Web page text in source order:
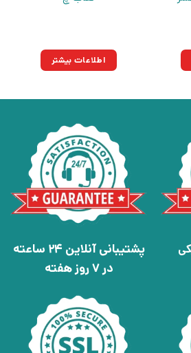
اطلاعات بیشتر
پشتیبانی آنلاین 24 ساعته
در 7 روز هفته